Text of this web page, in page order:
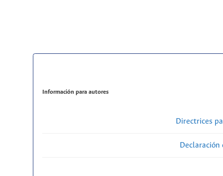
Información para autores
Directrices